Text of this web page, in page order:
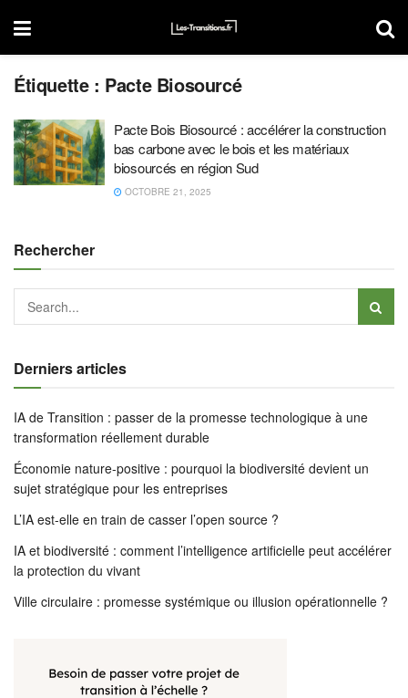
Étiquette : Pacte Biosourcé
Pacte Bois Biosourcé : accélérer la construction
bas carbone avec le bois et les matériaux
biosourcés en région Sud
OCTOBRE 21, 2025
Rechercher
Derniers articles
IA de Transition : passer de la promesse technologique à une
transformation réellement durable
Économie nature-positive : pourquoi la biodiversité devient un
sujet stratégique pour les entreprises
L’IA est-elle en train de casser l’open source ?
IA et biodiversité : comment l’intelligence artificielle peut accélérer
la protection du vivant
Ville circulaire : promesse systémique ou illusion opérationnelle ?